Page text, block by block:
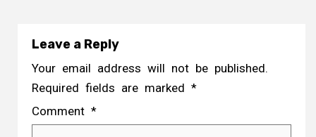
Leave a Reply
Your email address will not be published.
Required fields are marked *
Comment *